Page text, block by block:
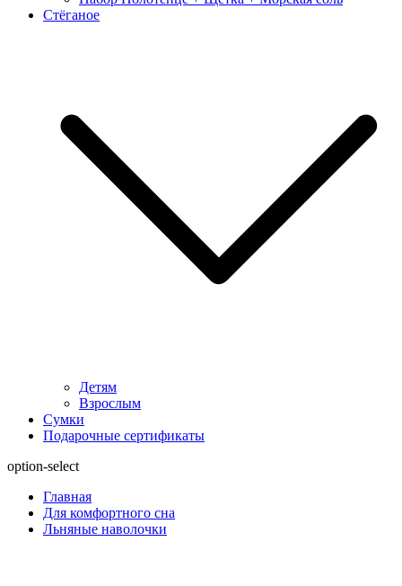
Стёганое
Детям
Взрослым
Сумки
Подарочные сертификаты
option-select
Главная
Для комфортного сна
Льняные наволочки